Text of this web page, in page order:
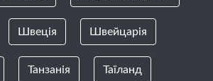
Швеція Швейцарія
Танзанія Таїланд